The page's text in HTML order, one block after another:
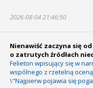
2026-08-04 21:46:50
Nienawiść zaczyna się
o zatrutych źródłach
Felieton wpisujący się w
wspólnego z rzetelną
\"Najpierw pojawia się